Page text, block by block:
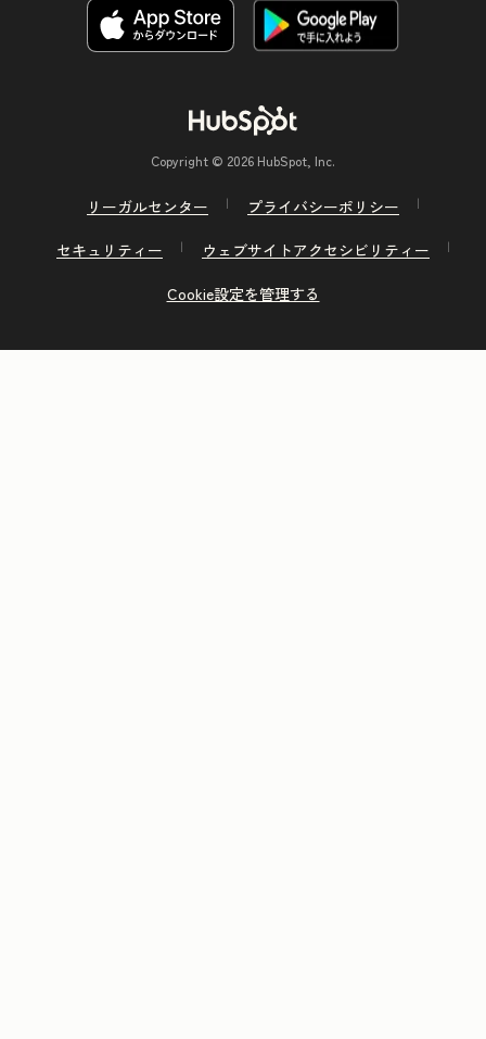
Copyright © 2026 HubSpot, Inc.
リーガルセンター
プライバシーポリシー
セキュリティー
ウェブサイトアクセシビリティー
Cookie設定を管理する